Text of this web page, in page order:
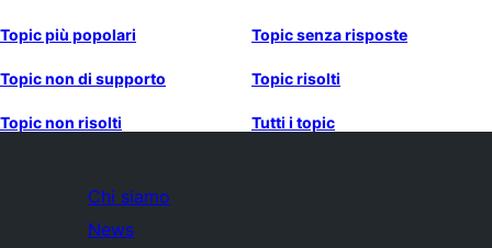
Topic più popolari Topic senza risposte
Topic non di supporto Topic risolti
Topic non risolti Tutti i topic
Chi siamo
News